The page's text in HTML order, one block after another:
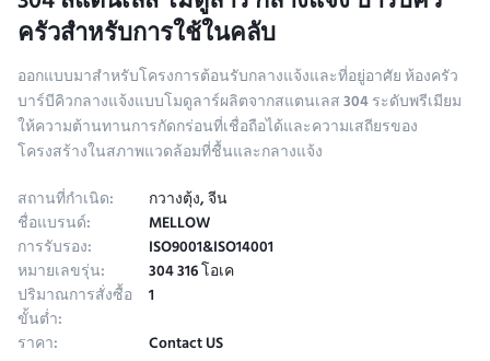
ครัวสําหรับการใช้ในคลับ
ออกแบบมาสำหรับโครงการต้อนรับกลางแจ้งและที่อยู่อาศัย ห้องครัว
บาร์บีคิวกลางแจ้งแบบโมดูลาร์ผลิตจากสแตนเลส 304 ระดับพรีเมียม
ให้ความต้านทานการกัดกร่อนที่เชื่อถือได้และความเสถียรของ
โครงสร้างในสภาพแวดล้อมที่ชื้นและกลางแจ้ง
สถานที่กำเนิด:
กวางตุ้ง, จีน
ชื่อแบรนด์: MELLOW
การรับรอง: ISO9001&ISO14001
หมายเลขรุ่น: 304 316 โอเค
ปริมาณการสั่งซื้อ
ขั้นต่ำ:
1
ราคา:
Contact US